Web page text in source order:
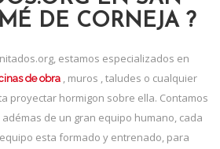
DE CORNEJA ?
estamos especializados en
de obra, muros , taludes o cualquier
proyectar hormigon sobre ella. Contamos
de un gran equipo humano, cada
esta formado y entrenado, para